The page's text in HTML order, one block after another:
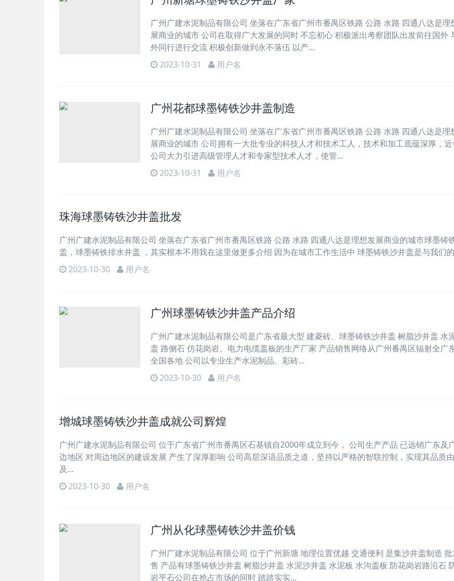
广州广建水泥制品有限公司 坐落在广东省广州市番禺区铁路 公路 水路 四通八达是理
展商业的城市 公司在取得广大发展的同时 不忘初心 积极派出考察团队出发前往国外
外同行进行交流 积极创新做到永不落伍 以产…
2023-10-31
用户名
广州花都球墨铸铁沙井盖制造
广州广建水泥制品有限公司 坐落在广东省广州市番禺区铁路 公路 水路 四通八达是理
展商业的城市 公司拥有一大批专业的科技人才和技术工人，技术和加工底蕴深厚，
公司大力引进高级管理人才和专家型技术人才，使管…
2023-10-31
用户名
珠海球墨铸铁沙井盖批发
广州广建水泥制品有限公司 坐落在广东省广州市番禺区铁路 公路 水路 四通八达是理想发展商业的城市球墨铸
盖，球墨铸铁排水井盖 ，其实根本不用我在这里做更多介绍 因为在城市工作生活中 球墨铸铁沙井盖是与我们
2023-10-30
用户名
广州球墨铸铁沙井盖产品介绍
广州广建水泥制品有限公司是广东省最大型 建菱砖、球墨铸铁沙井盖 树脂沙井盖 水
盖 路侧石 仿花岗岩、电力电缆盖板的生产厂家 产品销售网络从广州番禺区辐射全广
全国各地 公司以专业生产水泥制品、彩砖…
2023-10-30
用户名
增城球墨铸铁沙井盖成就公司辉煌
广州广建水泥制品有限公司 位于广东省广州市番禺区石基镇自2000年成立到今， 公司生产产品 已远销广东及
边地区 对周边地区的建设发展 产生了深厚影响 公司高层深谙品质之道，坚持以严格的智联控制，实现其品质
及…
2023-10-30
用户名
广州从化球墨铸铁沙井盖价钱
广州广建水泥制品有限公司 位于广州新塘 地理位置优越 交通便利 是集沙井盖制造
售 产品有球墨铸铁沙井盖 树脂沙井盖 水泥沙井盖 水泥板 水沟盖板 防花岗岩路沿石
岩平石公司在抢占市场的同时 踏踏实实…